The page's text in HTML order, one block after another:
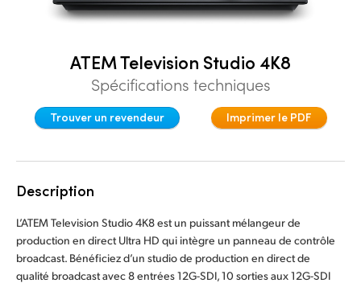
Denmark
France
Germany
Hong Kong SAR, China
Italy
ATEM Television Studio 4K8
Spécifications techniques
Trouver un revendeur Imprimer le PDF
Description
L’ATEM Television Studio 4K8 est un puissant mélangeur de
production en direct Ultra HD qui intègre un panneau de contrôle
broadcast. Bénéficiez d’un studio de production en direct de
qualité broadcast avec 8 entrées 12G-SDI, 10 sorties aux 12G-SDI